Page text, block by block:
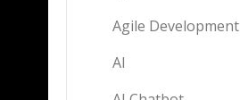
Agile Development
AI